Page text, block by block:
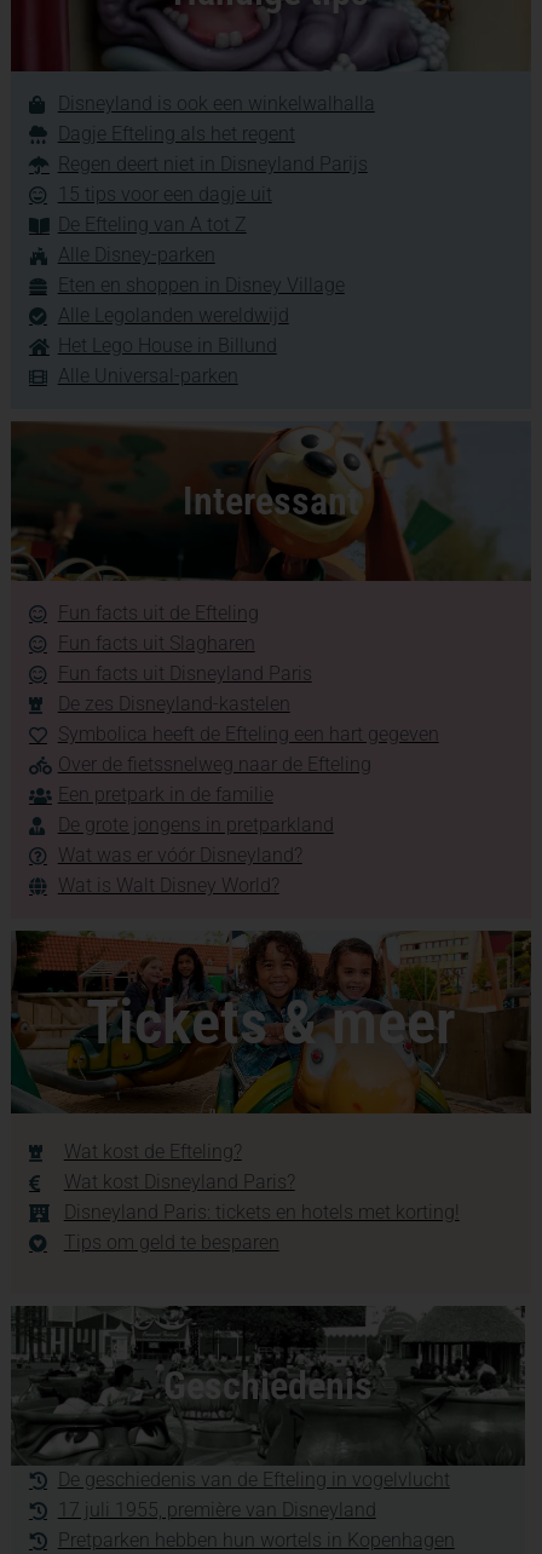
Disneyland is ook een winkelwalhalla
Dagje Efteling als het regent
Regen deert niet in Disneyland Parijs
15 tips voor een dagje uit
De Efteling van A tot Z
Alle Disney-parken
Eten en shoppen in Disney Village
Alle Legolanden wereldwijd
Het Lego House in Billund
Alle Universal-parken
Interessant
Fun facts uit de Efteling
Fun facts uit Slagharen
Fun facts uit Disneyland Paris
De zes Disneyland-kastelen
Symbolica heeft de Efteling een hart gegeven
Over de fietssnelweg naar de Efteling
Een pretpark in de familie
De grote jongens in pretparkland
Wat was er vóór Disneyland?
Wat is Walt Disney World?
Tickets & meer
Wat kost de Efteling?
Wat kost Disneyland Paris?
Disneyland Paris: tickets en hotels met korting!
Tips om geld te besparen
Geschiedenis
De geschiedenis van de Efteling in vogelvlucht
17 juli 1955, première van Disneyland
Pretparken hebben hun wortels in Kopenhagen